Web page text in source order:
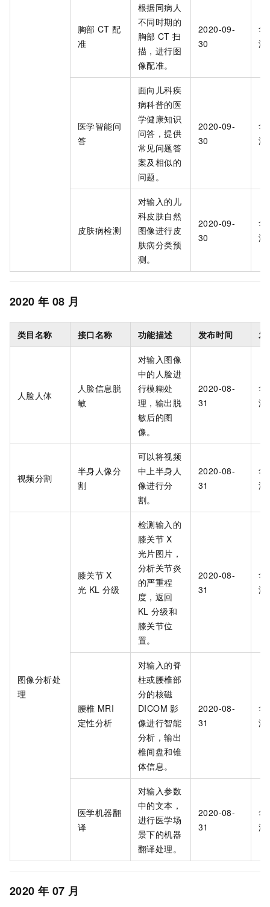
胸部 CT 配
准
根据同病人
不同时期的
胸部 CT 扫
描，进行图
像配准。
2020-09-
30
华
海
医学智能问
答
面向儿科疾
病科普的医
学健康知识
问答，提供
常见问题答
案及相似的
问题。
2020-09-
30
华
海
皮肤病检测
对输入的儿
科皮肤自然
图像进行皮
肤病分类预
测。
2020-09-
30
华
海
2020 年 08 月
类目名称 接口名称 功能描述 发布时间 发
人脸人体
人脸信息脱
敏
对输入图像
中的人脸进
行模糊处
理，输出脱
敏后的图
像。
2020-08-
31
华
海
视频分割
半身人像分
割
可以将视频
中上半身人
像进行分
割。
2020-08-
31
华
海
图像分析处
理
膝关节 X
光 KL 分级
检测输入的
膝关节 X
光片图片，
分析关节炎
的严重程
度，返回
KL 分级和
膝关节位
置。
2020-08-
31
华
海
腰椎 MRI
定性分析
对输入的脊
柱或腰椎部
分的核磁
DICOM 影
像进行智能
分析，输出
椎间盘和锥
体信息。
2020-08-
31
华
海
医学机器翻
译
对输入参数
中的文本，
进行医学场
景下的机器
翻译处理。
2020-08-
31
华
海
2020 年 07 月